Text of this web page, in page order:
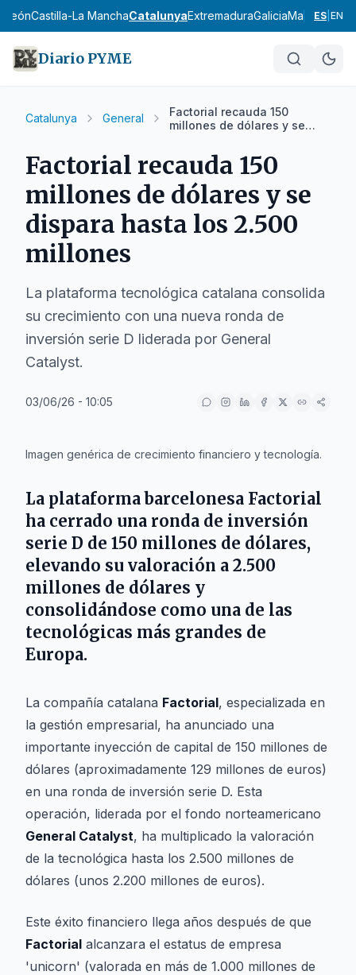
LeónCastilla-La ManchaCatalunyaExtremaduraGaliciaMadrid
ES EN
Diario PYME
Catalunya General
Factorial recauda 150
millones de dólares y se
millones
Factorial recauda 150
millones de dólares y se
dispara hasta los 2.500
millones
La plataforma tecnológica catalana consolida
su crecimiento con una nueva ronda de
inversión serie D liderada por General
Catalyst.
03/06/26 - 10:05
Imagen genérica de crecimiento financiero y tecnología.
La plataforma barcelonesa Factorial
ha cerrado una ronda de inversión
serie D de 150 millones de dólares,
elevando su valoración a 2.500
millones de dólares y
consolidándose como una de las
tecnológicas más grandes de
Europa.
La compañía catalana Factorial, especializada en
la gestión empresarial, ha anunciado una
importante inyección de capital de 150 millones de
dólares (aproximadamente 129 millones de euros)
en una ronda de inversión serie D. Esta
operación, liderada por el fondo norteamericano
General Catalyst, ha multiplicado la valoración
de la tecnológica hasta los 2.500 millones de
dólares (unos 2.200 millones de euros).
Este éxito financiero llega años después de que
Factorial alcanzara el estatus de empresa
'unicorn' (valorada en más de 1.000 millones de